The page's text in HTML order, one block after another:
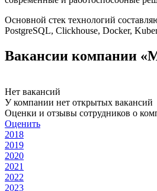
Основной стек технологий
PostgreSQL, Clickhouse, Docker,
Вакансии компании
Нет вакансий
У компании нет открытых вакансий
Оценки и отзывы сотрудников о
Оценить
2018
2019
2020
2021
2022
2023